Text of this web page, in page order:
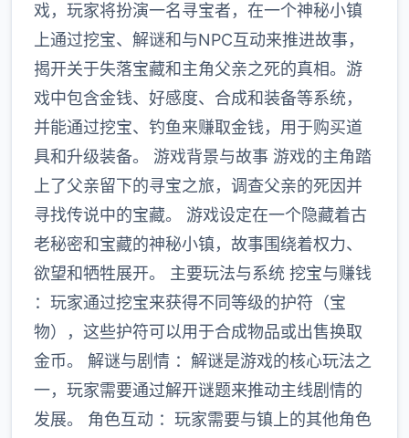
戏，玩家将扮演一名寻宝者，在一个神秘小镇
上通过挖宝、解谜和与NPC互动来推进故事，
揭开关于失落宝藏和主角父亲之死的真相。游
戏中包含金钱、好感度、合成和装备等系统，
并能通过挖宝、钓鱼来赚取金钱，用于购买道
具和升级装备。 游戏背景与故事 游戏的主角踏
上了父亲留下的寻宝之旅，调查父亲的死因并
寻找传说中的宝藏。 游戏设定在一个隐藏着古
老秘密和宝藏的神秘小镇，故事围绕着权力、
欲望和牺牲展开。 主要玩法与系统 挖宝与赚钱
：玩家通过挖宝来获得不同等级的护符（宝
物），这些护符可以用于合成物品或出售换取
金币。 解谜与剧情 ：解谜是游戏的核心玩法之
一，玩家需要通过解开谜题来推动主线剧情的
发展。 角色互动 ：玩家需要与镇上的其他角色